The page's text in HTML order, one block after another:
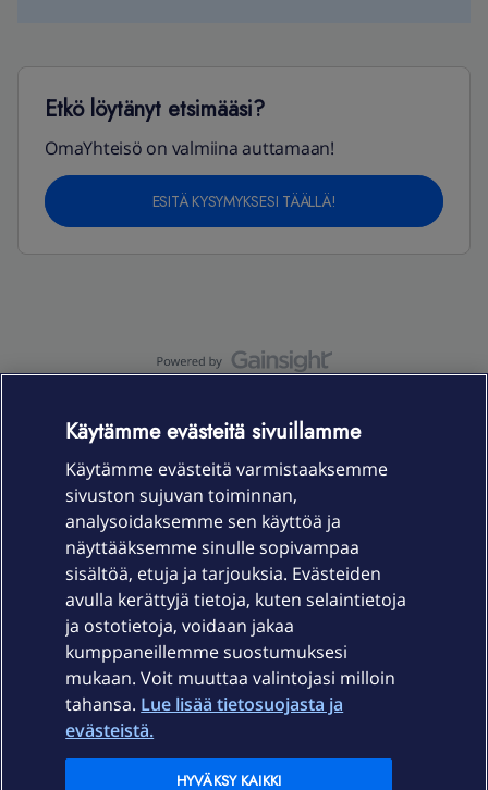
Etkö löytänyt etsimääsi?
OmaYhteisö on valmiina auttamaan!
ESITÄ KYSYMYKSESI TÄÄLLÄ!
Laitteet & liittymät
Palvelut
Ajankohtaista
Elisa Oyj
Käytämme evästeitä sivuillamme
Käytämme evästeitä varmistaaksemme
sivuston sujuvan toiminnan,
analysoidaksemme sen käyttöä ja
näyttääksemme sinulle sopivampaa
sisältöä, etuja ja tarjouksia. Evästeiden
avulla kerättyjä tietoja, kuten selaintietoja
ja ostotietoja, voidaan jakaa
kumppaneillemme suostumuksesi
mukaan. Voit muuttaa valintojasi milloin
tahansa. Lue lisää tietosuojasta ja
evästeistä.
HYVÄKSY KAIKKI